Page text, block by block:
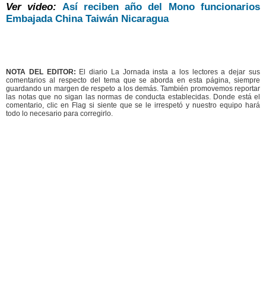
Ver video:
Así reciben año del Mono funcionarios
Embajada China Taiwán Nicaragua
NOTA DEL EDITOR: El diario La Jornada insta a los lectores a dejar sus
comentarios al respecto del tema que se aborda en esta página, siempre
guardando un margen de respeto a los demás. También promovemos reportar
las notas que no sigan las normas de conducta establecidas. Donde está el
comentario, clic en Flag si siente que se le irrespetó y nuestro equipo hará
todo lo necesario para corregirlo.